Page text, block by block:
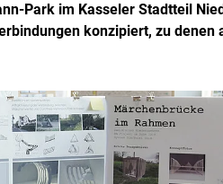
Park im Kasseler Stadtteil
konzipiert, zu denen